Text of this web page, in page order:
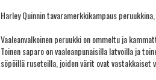
Harley Quinnin tavaramerkkikampaus
Vaaleanvalkoinen peruukki on ommeltu ja
Toinen saparo on vaaleanpunaisilla latvoilla ja
söpöillä ruseteilla, joiden värit ovat vastakkaiset